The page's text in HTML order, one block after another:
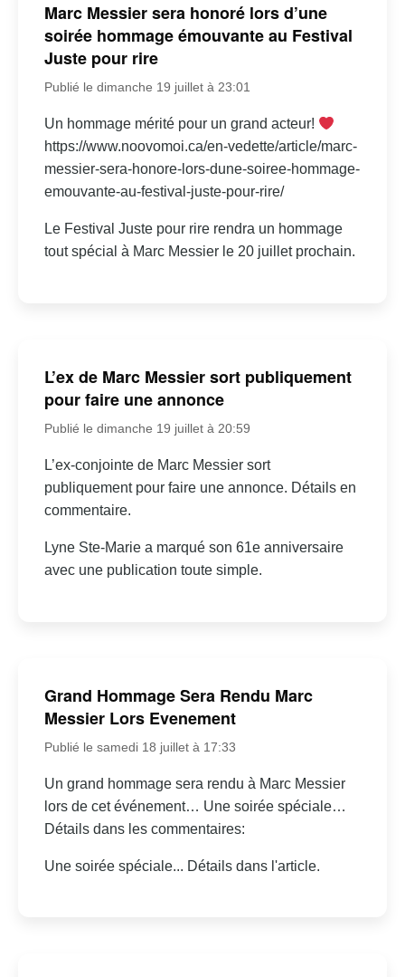
Marc Messier sera honoré lors d’une
soirée hommage émouvante au Festival
Juste pour rire
Publié le dimanche 19 juillet à 23:01
Un hommage mérité pour un grand acteur!
https://www.noovomoi.ca/en-vedette/article/marc-
messier-sera-honore-lors-dune-soiree-hommage-
emouvante-au-festival-juste-pour-rire/
Le Festival Juste pour rire rendra un hommage
tout spécial à Marc Messier le 20 juillet prochain.
L’ex de Marc Messier sort publiquement
pour faire une annonce
Publié le dimanche 19 juillet à 20:59
L’ex-conjointe de Marc Messier sort
publiquement pour faire une annonce. Détails en
commentaire.
Lyne Ste-Marie a marqué son 61e anniversaire
avec une publication toute simple.
Grand Hommage Sera Rendu Marc
Messier Lors Evenement
Publié le samedi 18 juillet à 17:33
Un grand hommage sera rendu à Marc Messier
lors de cet événement… Une soirée spéciale…
Détails dans les commentaires:
Une soirée spéciale... Détails dans l'article.